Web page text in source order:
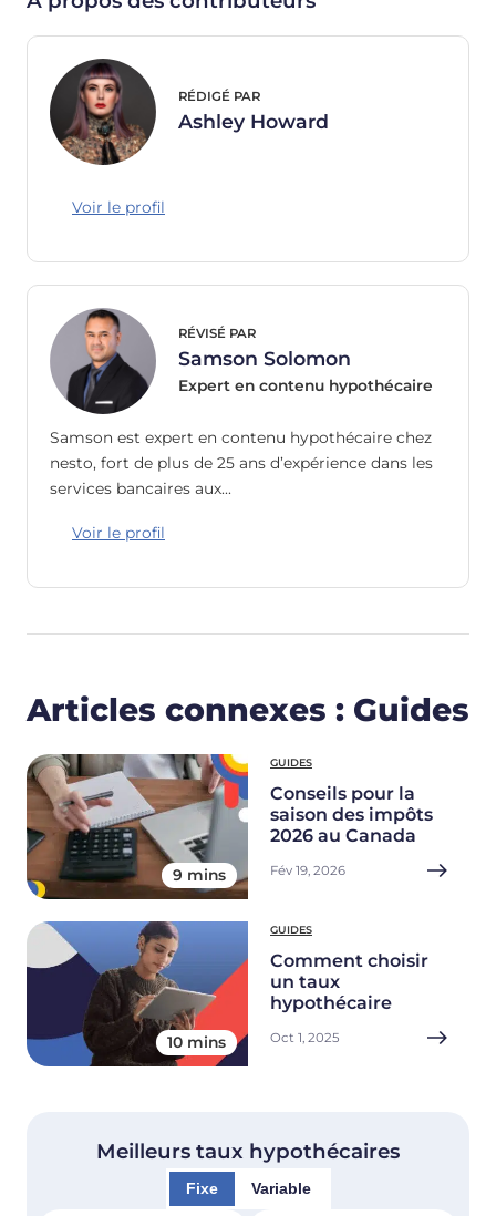
RÉDIGÉ PAR
Ashley Howard
Voir le profil
RÉVISÉ PAR
Samson Solomon
Expert en contenu hypothécaire
Samson est expert en contenu hypothécaire chez
nesto, fort de plus de 25 ans d’expérience dans les
services bancaires aux…
Voir le profil
Articles connexes : Guides
9 mins
GUIDES
Conseils pour la
saison des impôts
2026 au Canada
Fév 19, 2026
10 mins
GUIDES
Comment choisir
un taux
hypothécaire
Oct 1, 2025
Meilleurs taux hypothécaires
Fixe Variable